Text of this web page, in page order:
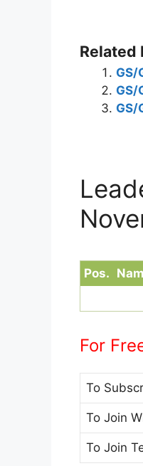
Related
GS/
GS/
GS/
Pos.
For
To
To Join
To Join